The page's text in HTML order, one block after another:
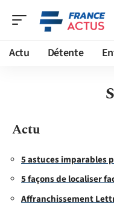
Actu Détente
Actu
5 astuces imparables
5 façons de localiser
Affranchissement